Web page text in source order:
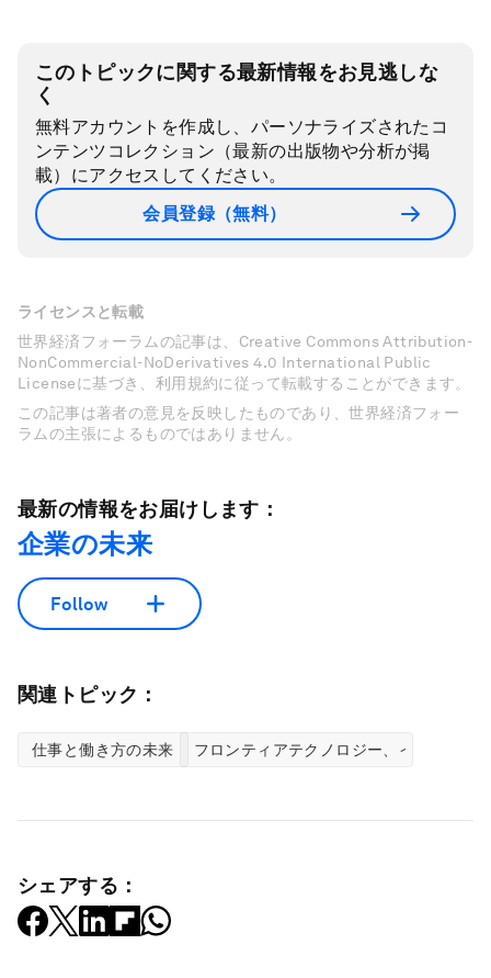
このトピックに関する最新情報をお見逃しな
く
無料アカウントを作成し、パーソナライズされたコ
ンテンツコレクション（最新の出版物や分析が掲
載）にアクセスしてください。
会員登録（無料）
ライセンスと転載
世界経済フォーラムの記事は、Creative Commons Attribution-
NonCommercial-NoDerivatives 4.0 International Public
Licenseに基づき、利用規約に従って転載することができます。
この記事は著者の意見を反映したものであり、世界経済フォー
ラムの主張によるものではありません。
最新の情報をお届けします：
企業の未来
Follow
関連トピック：
仕事と働き方の未来 フロンティアテクノロジー、イノベーシ
シェアする：